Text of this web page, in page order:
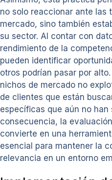
no solo reaccionar ante las
mercado, sino también
su sector. Al contar con
rendimiento de la
pueden identificar
otros podrían pasar por
nichos de mercado no
de clientes que están
específicas que aún no han
consecuencia, la
convierte en una
esencial para mantener la
relevancia en un entorno